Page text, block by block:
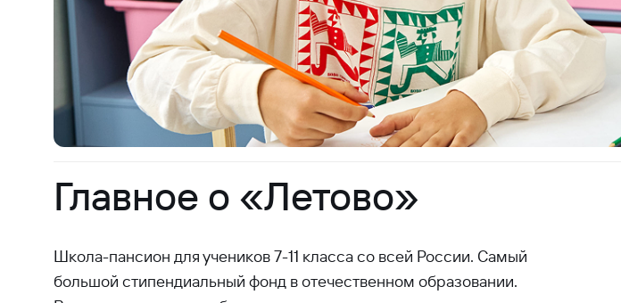
Главное о «Летово»
Школа-пансион для учеников 7-11 класса со всей России. Самый
большой стипендиальный фонд в отечественном образовании.